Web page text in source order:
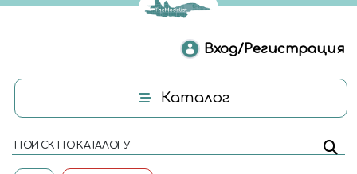
Вход/Регистрация
Каталог
ПОИСК ПО КАТАЛОГУ